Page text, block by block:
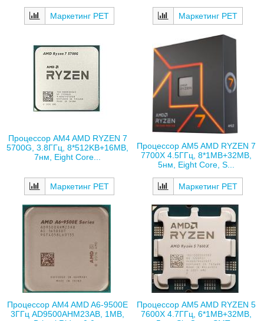
Маркетинг РЕТ Маркетинг РЕТ
Процессор AM4 AMD RYZEN 7
5700G, 3.8ГГц, 8*512KB+16MB,
7нм, Eight Core...
Маркетинг РЕТ
Процессор AM5 AMD RYZEN 7
7700X 4.5ГГц, 8*1MB+32MB,
5нм, Eight Core, S...
Маркетинг РЕТ
Процессор AM4 AMD A6-9500E
3ГГц AD9500AHM23AB, 1MB,
Процессор AM5 AMD RYZEN 5
7600X 4.7ГГц, 6*1MB+32MB,